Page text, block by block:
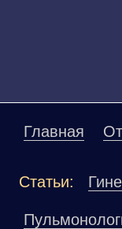
Главная
Статьи: